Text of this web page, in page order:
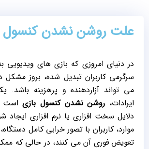
علت روشن نشدن کنسول
در دنیای امروزی که بازی‌ های
سرگرمی کاربران تبدیل شده، بروز مشکل
می‌ تواند آزاردهنده و پرهزینه باشد.
ایرادات، روشن نشدن کنسول بازیاست
دلایل سخت ‌افزاری یا نرم‌ افزاری ایجاد
موارد، کاربران با تصور خرابی کامل
تعویض فوری آن می‌ کنند، در حالی که